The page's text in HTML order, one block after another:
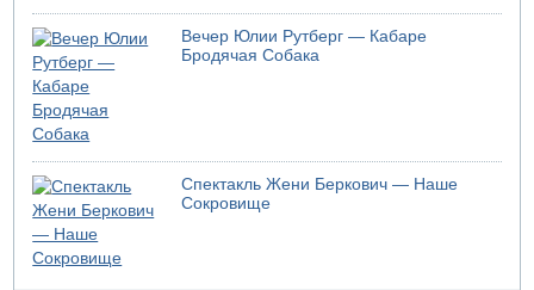
Израиль провел испытания системы противоракетной
обороны "Хец"
05.08.2026 18:28
МАДА призывает израильтян срочно сдавать кровь
Бывший посол Израиля в ООН Гилад Эрдан объявит в
четверг о создании новой политической партии
05.08.2026 13:49
На севере Израиля на берег выбросило тело
05.08.2026 13:32
В России горят новые склады
Вечер Юлии Рутберг — Кабаре
Бродячая Собака
Спектакль Жени Беркович — Наше
Сокровище